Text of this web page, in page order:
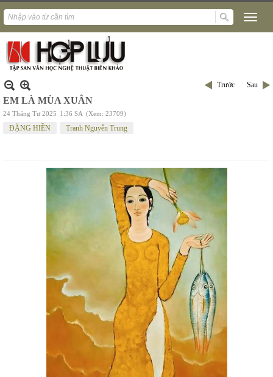
Trước Sau
EM LÀ MÙA XUÂN
24 Tháng Tư 2025 1:36 SA (Xem: 23709)
ĐẶNG HIỀN Tranh Nguyễn Trung